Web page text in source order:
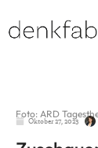
Foto: ARD
Oktober 27, 2023